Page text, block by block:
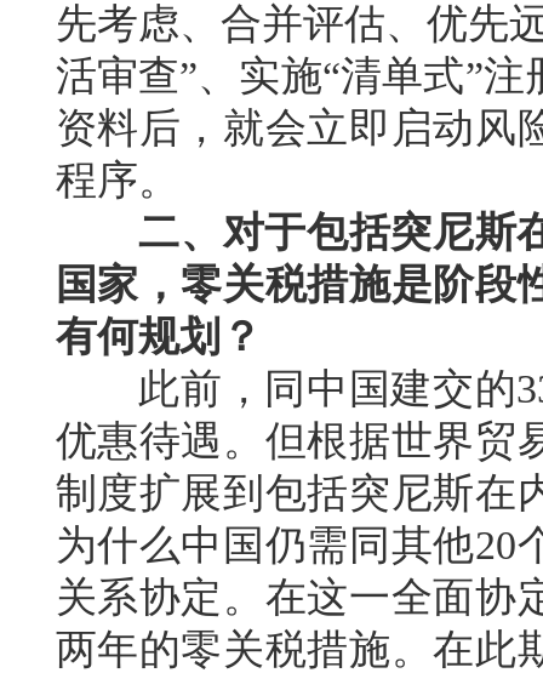
先考虑、合并评估、优先
活审查”、实施“清单式”
资料后，就会立即启动风
程序。
二、对于包括突尼斯
国家，零关税措施是阶段
有何规划？
此前，同中国建交的
优惠待遇。但根据世界贸
制度扩展到包括突尼斯在
为什么中国仍需同其他20
关系协定。在这一全面协
两年的零关税措施。在此